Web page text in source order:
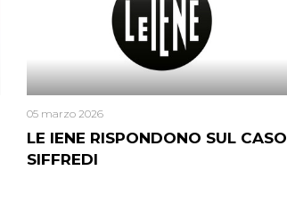
LE IENE RISPONDONO SUL CASO
SIFFREDI
05 marzo 2026